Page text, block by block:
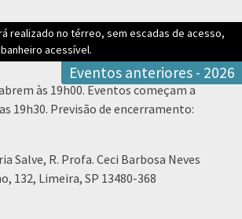
realizado no térreo, sem escadas de acesso,
acessível.
Eventos anteriores - 2026
às 19h00. Eventos começam a
19h30. Previsão de encerramento:
Salve, R. Profa. Ceci Barbosa Neves
132, Limeira, SP 13480-368